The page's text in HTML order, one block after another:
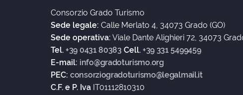
Consorzio Grado Turismo
Sede legale: Calle Merlato 4, 34073 Grado (GO)
Sede operativa: Viale Dante Alighieri 72, 34073
Tel. +39 0431 80383 Cell. +39 331 5499459
E-mail: info@gradoturismo.org
PEC: consorziogradoturismo@legalmail.it
C.F. e P. Iva IT01112810310